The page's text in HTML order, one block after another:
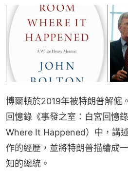
博爾頓於2019年被特朗普解僱
回憶錄《事發之室：白宮回憶
Where It Happened）中，講
作的經歷，並將特朗普描繪成
知的總統。